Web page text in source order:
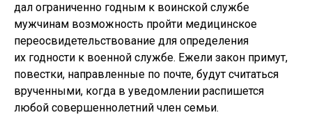
дал ограниченно годным к воинской службе
мужчинам возможность пройти медицинское
переосвидетельствование для определения
их годности к военной службе. Ежели закон примут,
повестки, направленные по почте, будут считаться
врученными, когда в уведомлении распишется
любой совершеннолетний член семьи.